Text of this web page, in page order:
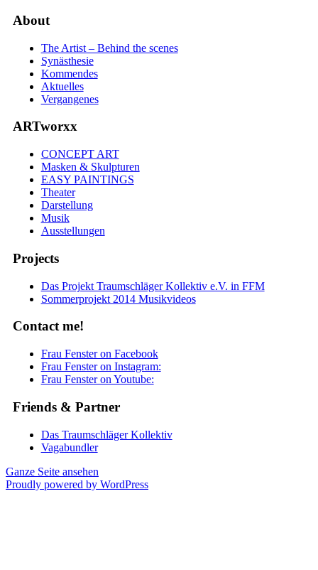
About
The Artist – Behind the scenes
Synästhesie
Kommendes
Aktuelles
Vergangenes
ARTworxx
CONCEPT ART
Masken & Skulpturen
EASY PAINTINGS
Theater
Darstellung
Musik
Ausstellungen
Projects
Das Projekt Traumschläger Kollektiv e.V. in FFM
Sommerprojekt 2014 Musikvideos
Contact me!
Frau Fenster on Facebook
Frau Fenster on Instagram:
Frau Fenster on Youtube:
Friends & Partner
Das Traumschläger Kollektiv
Vagabundler
Ganze Seite ansehen
Proudly powered by WordPress